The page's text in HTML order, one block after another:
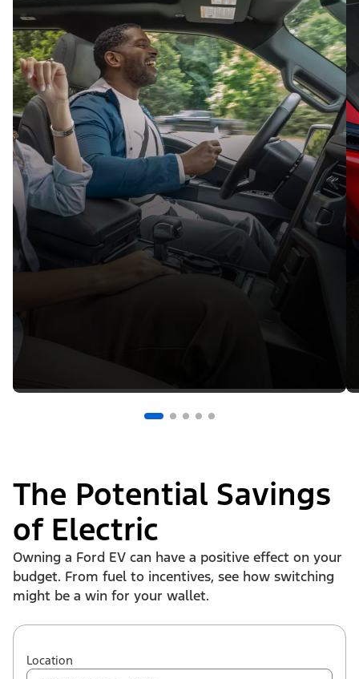
The Potential Savings
of Electric
Owning a Ford EV can have a positive effect on your
budget. From fuel to incentives, see how switching
might be a win for your wallet.
Location